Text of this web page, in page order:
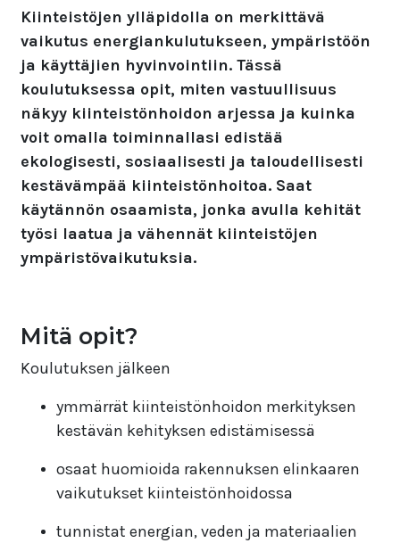
Kiinteistöjen ylläpidolla on merkittävä
vaikutus energiankulutukseen, ympäristöön
ja käyttäjien hyvinvointiin. Tässä
koulutuksessa opit, miten vastuullisuus
näkyy kiinteistönhoidon arjessa ja kuinka
voit omalla toiminnallasi edistää
ekologisesti, sosiaalisesti ja taloudellisesti
kestävämpää kiinteistönhoitoa. Saat
käytännön osaamista, jonka avulla kehität
työsi laatua ja vähennät kiinteistöjen
ympäristövaikutuksia.
Mitä opit?
Koulutuksen jälkeen
ymmärrät kiinteistönhoidon merkityksen
kestävän kehityksen edistämisessä
osaat huomioida rakennuksen elinkaaren
vaikutukset kiinteistönhoidossa
tunnistat energian, veden ja materiaalien